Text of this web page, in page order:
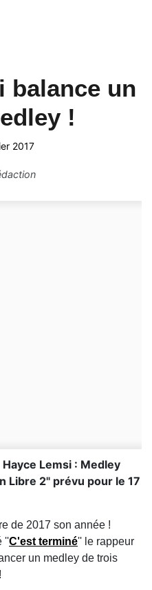
balance un
!
2017
Lemsi : Medley
Libre 2" prévu pour le 17
de 2017 son année !
''C'est terminé'' le rappeur
un medley de trois
!